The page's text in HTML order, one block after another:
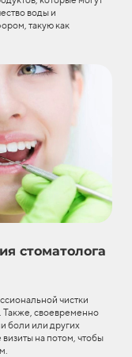
воды и
такую как
стоматолога
чистки
Также, своевременно
боли или других
на потом, чтобы